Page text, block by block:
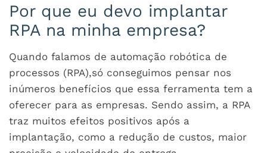
Por que eu devo implantar
RPA na minha empresa?
Quando falamos de automação robótica de
processos (RPA),só conseguimos pensar nos
inúmeros benefícios que essa ferramenta tem a
oferecer para as empresas. Sendo assim, a RPA
traz muitos efeitos positivos após a
implantação, como a redução de custos, maior